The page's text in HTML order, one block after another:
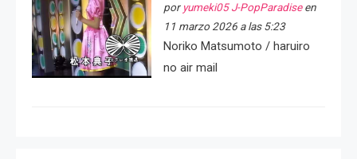
por yumeki05 J-PopParadiseen
11 marzo 2026 a las 5:23
Noriko Matsumoto / haruiro
no air mail